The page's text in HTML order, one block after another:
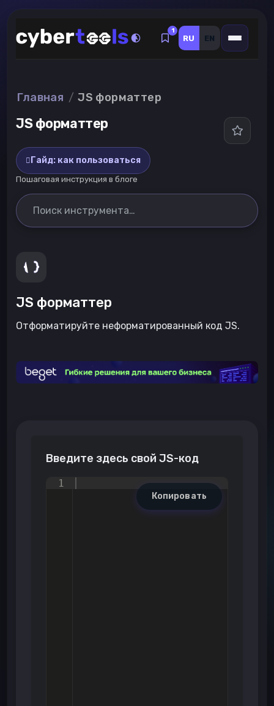
К содержимому
1
RU EN
Главная JS форматтер
JS форматтер
Гайд: как пользоваться
Пошаговая инструкция в блоге
Поиск инструмента…
JS форматтер
Отформатируйте неформатированный код JS.
Введите здесь свой JS-код
Копировать
1